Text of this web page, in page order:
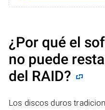
¿Por qué el
no puede
del RAID?
Los discos duros